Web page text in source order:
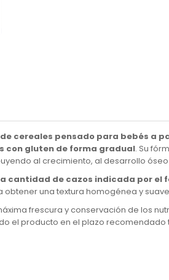
cereales pensado para bebés a
con gluten de forma gradual. Su
al crecimiento, al desarrollo
cantidad de cazos indicada por el
una textura homogénea y
frescura y conservación de los
el producto en el plazo recomendado